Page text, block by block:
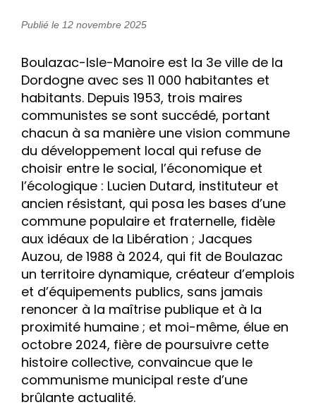
Publié le 12 novembre 2025
Boulazac-Isle-Manoire est la 3e ville de la
Dordogne avec ses 11 000 habitantes et
habitants. Depuis 1953, trois maires
communistes se sont succédé, portant
chacun à sa manière une vision commune
du développement local qui refuse de
choisir entre le social, l’économique et
l’écologique : Lucien Dutard, instituteur et
ancien résistant, qui posa les bases d’une
commune populaire et fraternelle, fidèle
aux idéaux de la Libération ; Jacques
Auzou, de 1988 à 2024, qui fit de Boulazac
un territoire dynamique, créateur d’emplois
et d’équipements publics, sans jamais
renoncer à la maîtrise publique et à la
proximité humaine ; et moi-même, élue en
octobre 2024, fière de poursuivre cette
histoire collective, convaincue que le
communisme municipal reste d’une
brûlante actualité.